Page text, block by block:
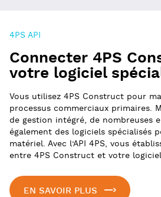
4PS API
Connecter 4PS
votre logiciel
Vous utilisez 4PS Construct pour
processus commerciaux primaires.
de gestion intégré, de nombreuses
également des logiciels spécialisés
matériel. Avec l’API 4PS, vous
entre 4PS Construct et votre
EN SAVOIR PLUS